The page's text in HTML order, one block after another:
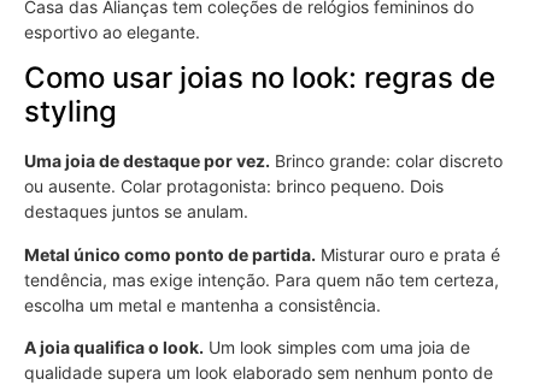
Casa das Alianças tem coleções de relógios femininos do
esportivo ao elegante.
Como usar joias no look: regras de
styling
Uma joia de destaque por vez. Brinco grande: colar discreto
ou ausente. Colar protagonista: brinco pequeno. Dois
destaques juntos se anulam.
Metal único como ponto de partida. Misturar ouro e prata é
tendência, mas exige intenção. Para quem não tem certeza,
escolha um metal e mantenha a consistência.
A joia qualifica o look. Um look simples com uma joia de
qualidade supera um look elaborado sem nenhum ponto de